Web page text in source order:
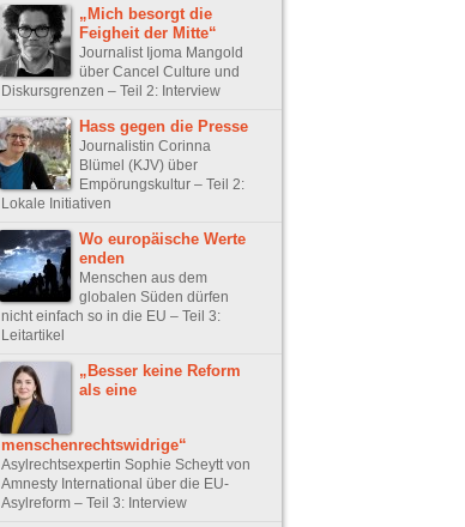
„Mich besorgt die
Feigheit der Mitte“
Journalist Ijoma Mangold
über Cancel Culture und
Diskursgrenzen – Teil 2: Interview
Hass gegen die Presse
Journalistin Corinna
Blümel (KJV) über
Empörungskultur – Teil 2:
Lokale Initiativen
Wo europäische Werte
enden
Menschen aus dem
globalen Süden dürfen
nicht einfach so in die EU – Teil 3:
Leitartikel
„Besser keine Reform
als eine
menschenrechtswidrige“
Asylrechtsexpertin Sophie Scheytt von
Amnesty International über die EU-
Asylreform – Teil 3: Interview